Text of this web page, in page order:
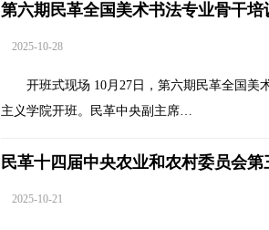
第六期民革全国美术书法专业骨干培
2025-10-28
开班式现场 10月27日，第六期民革全国美
主义学院开班。民革中央副主席…
民革十四届中央农业和农村委员会
2025-10-21